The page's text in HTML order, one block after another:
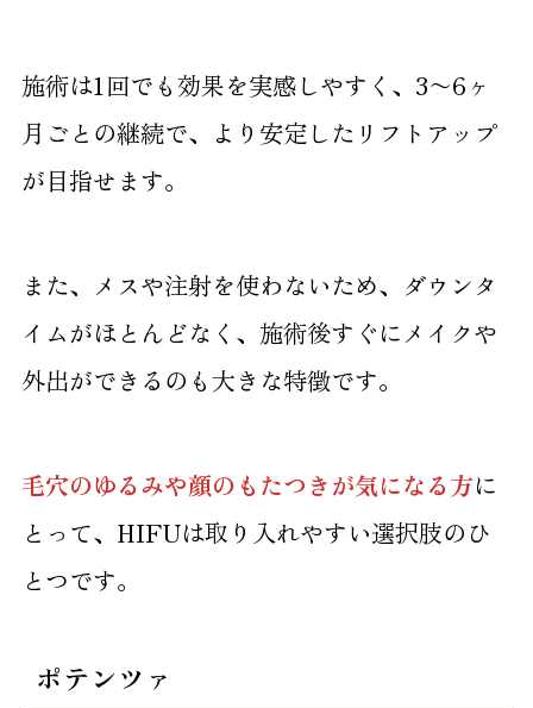
施術は1回でも効果を実感しやすく、3〜6ヶ
月ごとの継続で、より安定したリフトアップ
が目指せます。
また、メスや注射を使わないため、ダウンタ
イムがほとんどなく、施術後すぐにメイクや
外出ができるのも大きな特徴です。
毛穴のゆるみや顔のもたつきが気になる方に
とって、HIFUは取り入れやすい選択肢のひ
とつです。
ポテンツァ